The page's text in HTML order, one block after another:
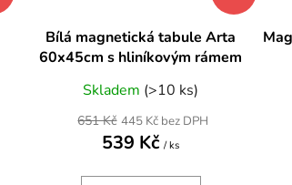
Bílá magnetická tabule Arta
60x45cm s hliníkovým rámem
Skladem (>10 ks)
445 Kč bez DPH
539 Kč/ ks
651 Kč